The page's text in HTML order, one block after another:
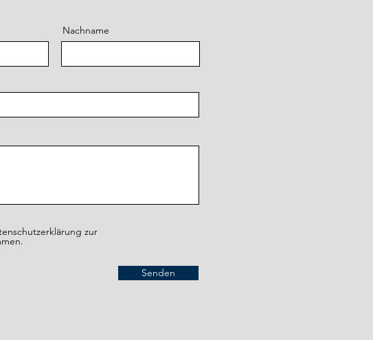
Nachname
zur
Senden